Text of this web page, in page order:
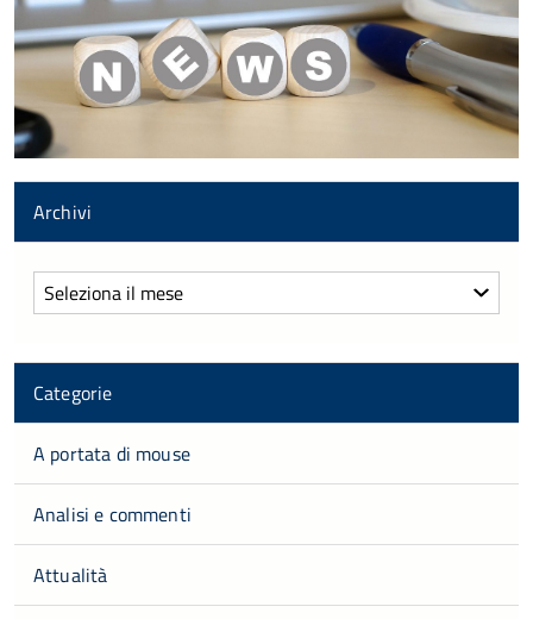
Archivi
Archivi
Categorie
A portata di mouse
Analisi e commenti
Attualità